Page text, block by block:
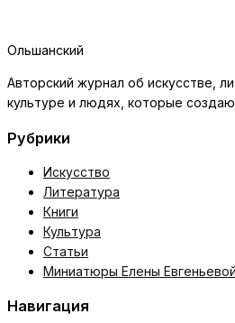
Ольшанский
Авторский журнал об искусстве,
культуре и людях, которые
Рубрики
Искусство
Литература
Книги
Культура
Статьи
Миниатюры Елены Евгеньевой
Навигация